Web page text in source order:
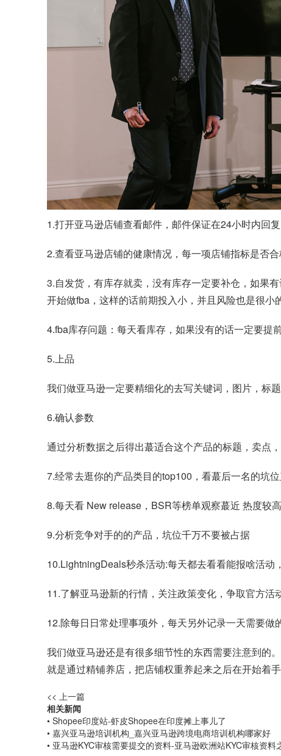
1.打开亚马逊店铺查看邮件，邮件保证在24小时内回
2.查看亚马逊店铺的健康情况，每一项店铺指标是否
3.自发货，有库存就卖，没有库存一定要补仓，如果
开始做fba，这样的话前期投入小，并且风险也是很小
4.fba库存问题：每天看库存，如果没有的话一定要提
5.上品
我们做亚马逊一定要精细化的去写关键词，图片，标
6.确认参数
通过分析数据之后得出蕞适合这个产品的标题，卖点
7.经常去逛你的产品类目的top100，看蕞后一名的坑
8.每天看 New release，BSR等榜单观察蕞近 热度较
9.分析竞争对手的的产品，坑位千万不要被占据
10.LightningDeals秒杀活动:每天都去看看能报啥活动
11.了解亚马逊新的行情，关注政策变化，争取官方活动
12.除每日日常处理事项外，每天另外记录一天需要做
我们做亚马逊还是有很多细节性的东西需要注意到的
就是通过精铺养店，把店铺权重养起来之后在开始着
<< 上一篇
相关新闻
• Shopee印度站-虾皮Shopee在印度摊上事儿了
• 嘉兴亚马逊培训机构_嘉兴亚马逊跨境电商培训机构哪家好
• 亚马逊KYC审核需要提交的资料-亚马逊欧洲站KYC审核资料